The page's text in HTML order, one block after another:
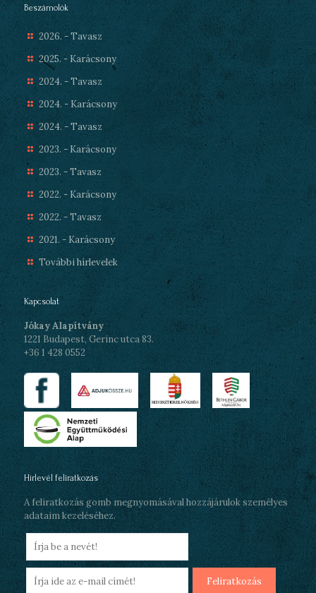
Beszámolók
2026. - Tavasz
2025. - Karácsony
2024. - Tavasz
2024. - Karácsony
2024. - Tavasz
2023. - Karácsony
2023. - Tavasz
2022. - Karácsony
2022. - Tavasz
2021. - Karácsony
További hírlevelek
Kapcsolat
Jókay Alapítvány
1221 Budapest, Gerinc utca 83.
+36 1 428 0552
Hírlevél feliratkozás
A feliratkozás gomb megnyomásával hozzájárulok személyes
adataim kezeléséhez.